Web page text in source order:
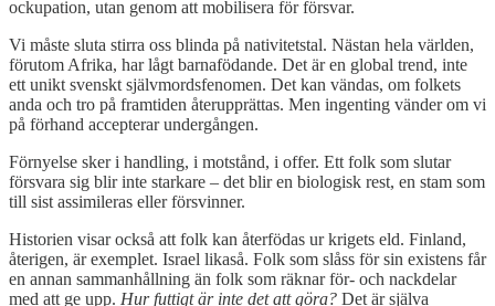
ockupation, utan genom att mobilisera för försvar.
Vi måste sluta stirra oss blinda på nativitetstal. Nästan hela världen,
förutom Afrika, har lågt barnafödande. Det är en global trend, inte
ett unikt svenskt självmordsfenomen. Det kan vändas, om folkets
anda och tro på framtiden återupprättas. Men ingenting vänder om vi
på förhand accepterar undergången.
Förnyelse sker i handling, i motstånd, i offer. Ett folk som slutar
försvara sig blir inte starkare – det blir en biologisk rest, en stam som
till sist assimileras eller försvinner.
Historien visar också att folk kan återfödas ur krigets eld. Finland,
återigen, är exemplet. Israel likaså. Folk som slåss för sin existens får
en annan sammanhållning än folk som räknar för- och nackdelar
med att ge upp. Hur futtigt är inte det att göra? Det är själva